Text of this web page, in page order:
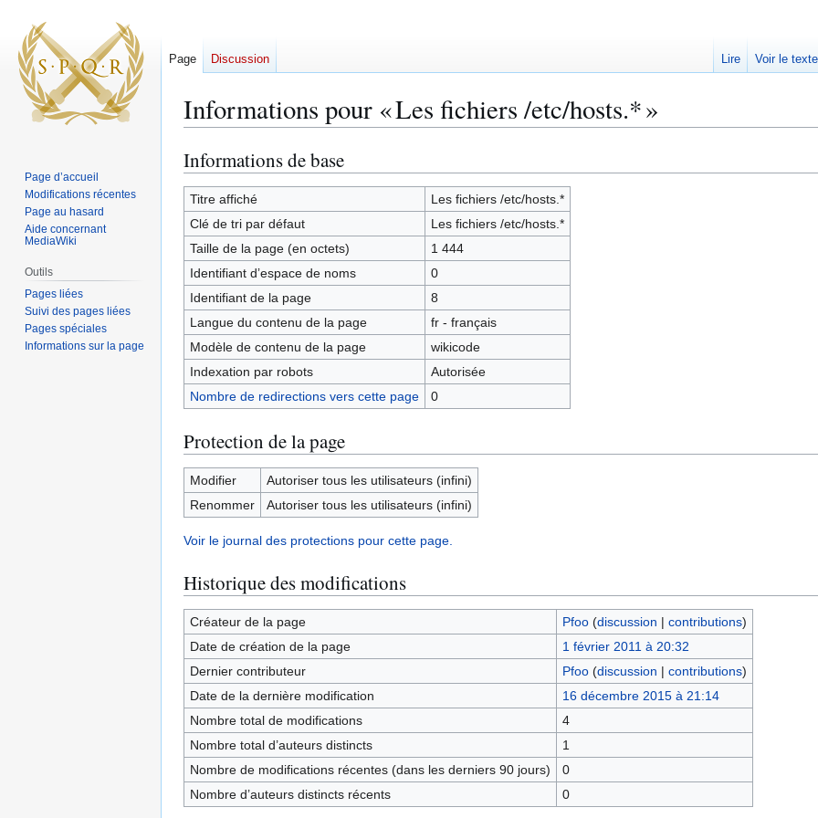
Informations pour « Les fichiers /etc/hosts.* »
Aller
à
la
navigation
Aller
à
la
recherche
Informations de base
Titre affiché
Les fichiers /etc/hosts.*
Clé de tri par défaut
Les fichiers /etc/hosts.*
Taille de la page (en octets)
1 444
Identifiant dʼespace de noms
0
Identifiant de la page
8
Langue du contenu de la page
fr - français
Modèle de contenu de la page
wikicode
Indexation par robots
Autorisée
Nombre de redirections vers cette page
0
Protection de la page
Modifier
Autoriser tous les utilisateurs (infini)
Renommer
Autoriser tous les utilisateurs (infini)
Voir le journal des protections pour cette page.
Historique des modifications
Créateur de la page Pfoo (discussion | contributions)
Date de création de la page
1 février 2011 à 20:32
Dernier contributeur
Pfoo (discussion | contributions)
Date de la dernière modification
16 décembre 2015 à 21:14
Nombre total de modifications
4
Nombre total d’auteurs distincts
1
Nombre de modifications récentes (dans les derniers 90 jours)
0
Nombre d’auteurs distincts récents
0
Page Discussion Lire Voir le
Page d’accueil
Modifications récentes
Page au hasard
Aide concernant
MediaWiki
Outils
Pages liées
Suivi des pages liées
Pages spéciales
Informations sur la page